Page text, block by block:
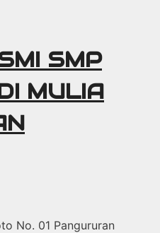
SMP
MULIA
No. 01 Pangururan